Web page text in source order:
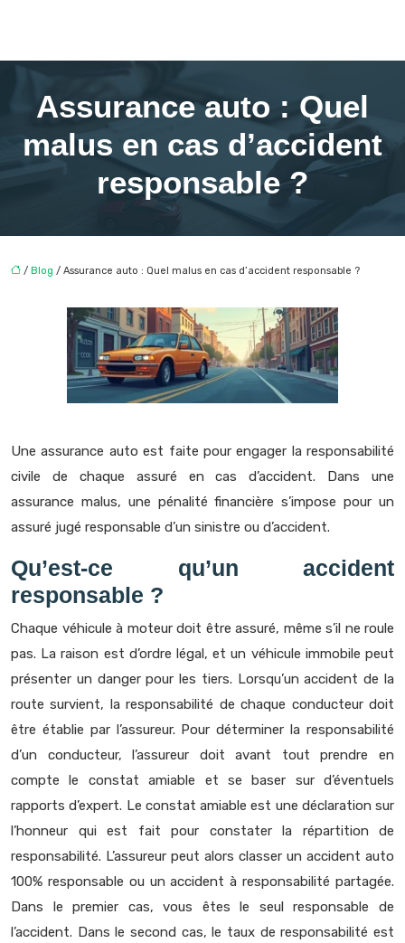
Assurance auto : Quel
malus en cas d’accident
responsable ?
/ Blog / Assurance auto : Quel malus en cas d’accident responsable ?
Une assurance auto est faite pour engager la responsabilité
civile de chaque assuré en cas d’accident. Dans une
assurance malus, une pénalité financière s’impose pour un
assuré jugé responsable d’un sinistre ou d’accident.
Qu’est-ce qu’un accident
responsable ?
Chaque véhicule à moteur doit être assuré, même s’il ne roule
pas. La raison est d’ordre légal, et un véhicule immobile peut
présenter un danger pour les tiers. Lorsqu’un accident de la
route survient, la responsabilité de chaque conducteur doit
être établie par l’assureur. Pour déterminer la responsabilité
d’un conducteur, l’assureur doit avant tout prendre en
compte le constat amiable et se baser sur d’éventuels
rapports d’expert. Le constat amiable est une déclaration sur
l’honneur qui est fait pour constater la répartition de
responsabilité. L’assureur peut alors classer un accident auto
100% responsable ou un accident à responsabilité partagée.
Dans le premier cas, vous êtes le seul responsable de
l’accident. Dans le second cas, le taux de responsabilité est